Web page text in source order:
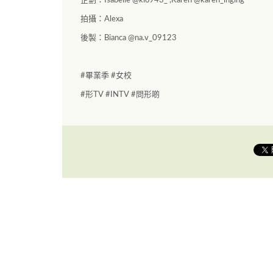
拍攝：Alexa
後製：Bianca @na.v_09123
#畢業季 #女校
#形TV #INTV #問形啲